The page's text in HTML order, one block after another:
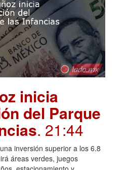
inicia
del Parque
. 21:44
inversión superior a los 6.8
áreas verdes, juegos